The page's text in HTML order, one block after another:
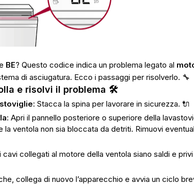
BE? Questo codice indica un problema legato al
di asciugatura. Ecco i passaggi per risolverlo. 🔧
e risolvi il problema 🛠️
: Stacca la spina per lavorare in sicurezza. 🔌
: Apri il pannello posteriore o superiore della
ventola non sia bloccata da detriti. Rimuovi
cavi collegati al motore della ventola siano saldi e privi
collega di nuovo l’apparecchio e avvia un ciclo